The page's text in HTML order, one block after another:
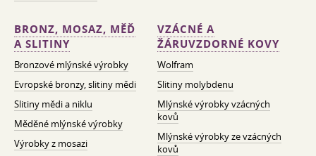
BRONZ, MOSAZ, MĚĎ
A SLITINY
Bronzové mlýnské výrobky
Evropské bronzy, slitiny mědi
Slitiny mědi a niklu
Měděné mlýnské výrobky
Výrobky z mosazi
VZÁCNÉ A
ŽÁRUVZDORNÉ KOVY
Wolfram
Slitiny molybdenu
Mlýnské výrobky vzácných
kovů
Mlýnské výrobky ze vzácných
kovů